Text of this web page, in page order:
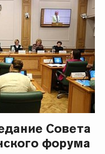
Совета
форума